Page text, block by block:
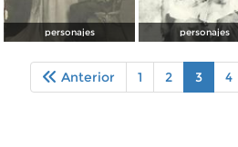
personajes personajes
Anterior 1 2 3 4